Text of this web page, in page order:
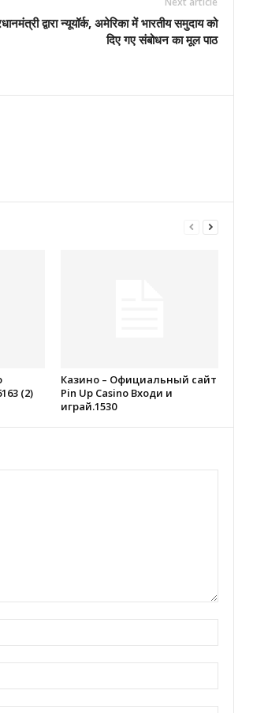
द्वारा न्यूयॉर्क, अमेरिका में भारतीय समुदाय को
दिए गए संबोधन का मूल पाठ
(2)
Казино – Официальный сайт
Pin Up Casino Входи и
играй.1530